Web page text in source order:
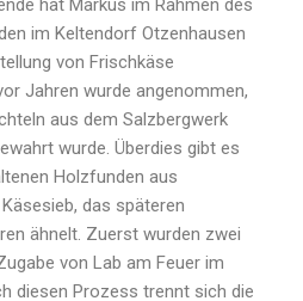
hat Markus im Rahmen des
im Keltendorf Otzenhausen
von Frischkäse
Jahren wurde angenommen,
aus dem Salzbergwerk
wurde. Überdies gibt es
Holzfunden aus
das späteren
ähnelt. Zuerst wurden zwei
von Lab am Feuer im
diesen Prozess trennt sich die